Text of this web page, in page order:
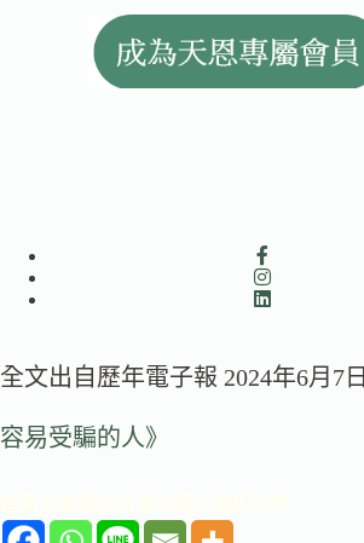
全文出自歷年電子報 2024年6月7日
容易受騙的人》